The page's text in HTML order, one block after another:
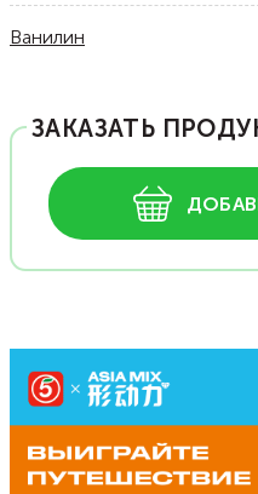
Ванилин
ЗАКАЗАТЬ